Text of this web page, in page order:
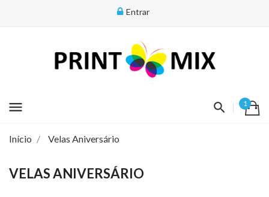
Entrar
menu 1
Início Velas Aniversário
VELAS ANIVERSÁRIO